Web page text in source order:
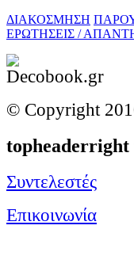
ΔΙΑΚΟΣΜΗΣΗ
ΕΡΩΤΗΣΕΙΣ /
© Copyright
topheaderright
Συντελεστές
Επικοινωνία